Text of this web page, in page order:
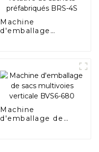
Machine
d'emballage
Machine
d'emballage de